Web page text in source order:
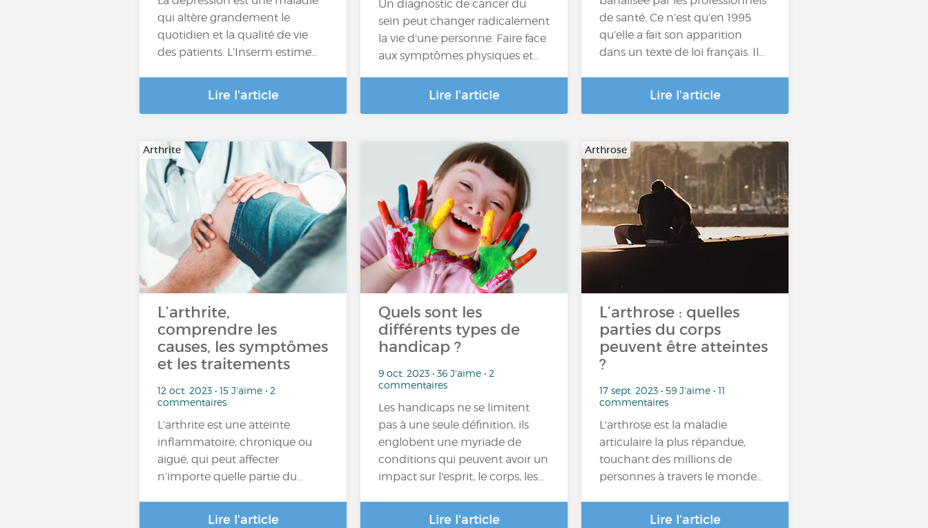
qui altère grandement le
quotidien et la qualité de vie
des patients. L’Inserm estime…
Lire l'article
Un diagnostic de cancer du
sein peut changer radicalement
la vie d'une personne. Faire face
aux symptômes physiques et…
Lire l'article
de santé. Ce n’est qu’en 1995
qu’elle a fait son apparition
dans un texte de loi français. Il…
Lire l'article
Arthrite
L’arthrite,
comprendre les
causes, les symptômes
et les traitements
12 oct. 2023 • 15 J'aime • 2
commentaires
L’arthrite est une atteinte
inflammatoire, chronique ou
aiguë, qui peut affecter
n’importe quelle partie du…
Lire l'article
Quels sont les
différents types de
handicap ?
9 oct. 2023 • 36 J'aime • 2
commentaires
Les handicaps ne se limitent
pas à une seule définition, ils
englobent une myriade de
conditions qui peuvent avoir un
impact sur l'esprit, le corps, les…
Lire l'article
Arthrose
L’arthrose : quelles
parties du corps
peuvent être atteintes
?
17 sept. 2023 • 59 J'aime • 11
commentaires
L'arthrose est la maladie
articulaire la plus répandue,
touchant des millions de
personnes à travers le monde…
Lire l'article